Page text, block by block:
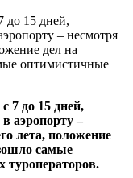
до 15 дней,
– несмотря
дел на
оптимистичные
с 7 до 15 дней,
аэропорту –
лета, положение
самые
туроператоров.